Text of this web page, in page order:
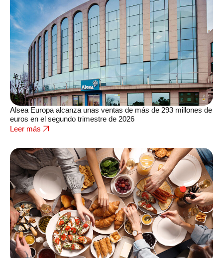
Alsea Europa alcanza unas ventas de más de 293 millones de
euros en el segundo trimestre de 2026
Leer más